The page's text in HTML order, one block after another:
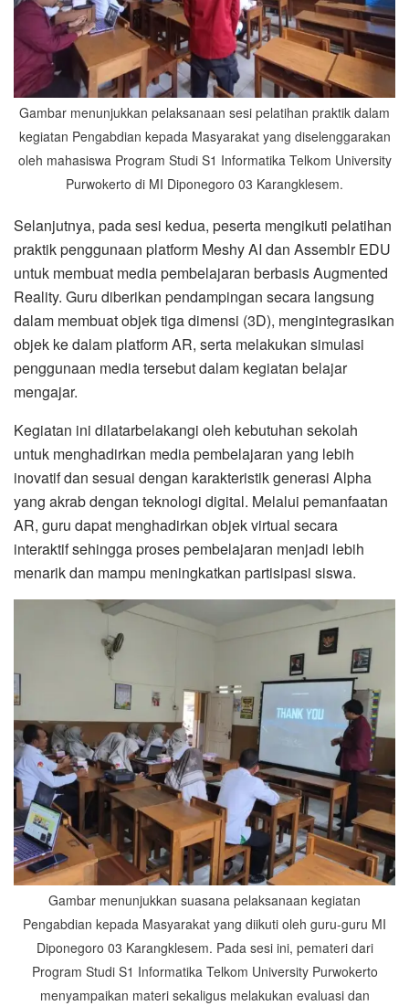
Gambar menunjukkan pelaksanaan sesi pelatihan praktik dalam
kegiatan Pengabdian kepada Masyarakat yang diselenggarakan
oleh mahasiswa Program Studi S1 Informatika Telkom University
Purwokerto di MI Diponegoro 03 Karangklesem.
Selanjutnya, pada sesi kedua, peserta mengikuti pelatihan
praktik penggunaan platform Meshy AI dan Assemblr EDU
untuk membuat media pembelajaran berbasis Augmented
Reality. Guru diberikan pendampingan secara langsung
dalam membuat objek tiga dimensi (3D), mengintegrasikan
objek ke dalam platform AR, serta melakukan simulasi
penggunaan media tersebut dalam kegiatan belajar
mengajar.
Kegiatan ini dilatarbelakangi oleh kebutuhan sekolah
untuk menghadirkan media pembelajaran yang lebih
inovatif dan sesuai dengan karakteristik generasi Alpha
yang akrab dengan teknologi digital. Melalui pemanfaatan
AR, guru dapat menghadirkan objek virtual secara
interaktif sehingga proses pembelajaran menjadi lebih
menarik dan mampu meningkatkan partisipasi siswa.
Gambar menunjukkan suasana pelaksanaan kegiatan
Pengabdian kepada Masyarakat yang diikuti oleh guru-guru MI
Diponegoro 03 Karangklesem. Pada sesi ini, pemateri dari
Program Studi S1 Informatika Telkom University Purwokerto
menyampaikan materi sekaligus melakukan evaluasi dan